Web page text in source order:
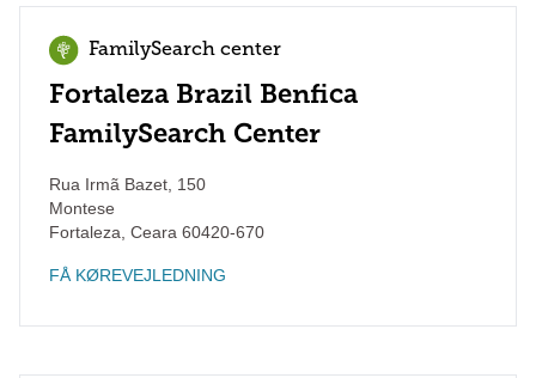
FamilySearch center
Fortaleza Brazil Benfica
FamilySearch Center
Rua Irmã Bazet, 150
Montese
Fortaleza Ceara 60420-670
FÅ KØREVEJLEDNING